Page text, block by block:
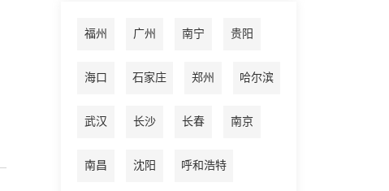
福州 广州 南宁 贵阳
海口 石家庄 郑州 哈尔滨
武汉 长沙 长春 南京
南昌 沈阳 呼和浩特